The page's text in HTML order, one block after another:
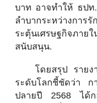
บาท อาจทำให้ ธปท
ลำบากระหว่างการรั
ระตุ้นเศรษฐกิจภายใ
สนับสนุน.
โดยสรุป รายง
ระดับโลกชี้ชัดว่า ก
ปลายปี 2568 ได้ก